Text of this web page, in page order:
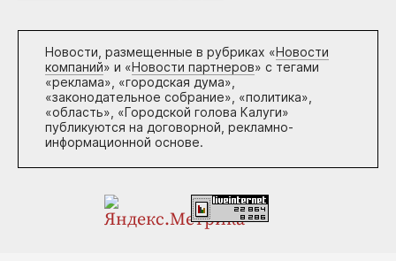
Новости, размещенные в рубриках «Новости
компаний» и «Новости партнеров» с тегами
«реклама», «городская дума»,
«законодательное собрание», «политика»,
«область», «Городской голова Калуги»
публикуются на договорной, рекламно-
информационной основе.